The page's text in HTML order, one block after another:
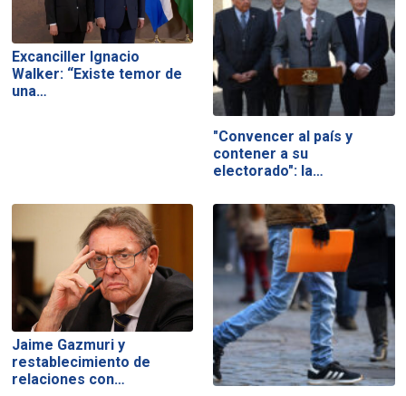
Excanciller Ignacio
Walker: “Existe temor de
una…
"Convencer al país y
contener a su
electorado": la…
Jaime Gazmuri y
restablecimiento de
relaciones con…